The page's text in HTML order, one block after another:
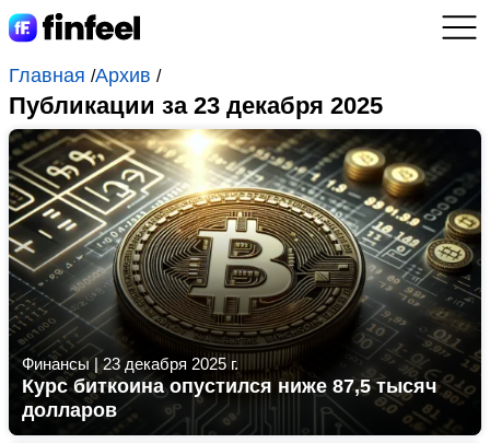
Главная /Архив /
Публикации за 23 декабря 2025
Финансы|23 декабря 2025 г.
Курс биткоина опустился ниже 87,5 тысяч
долларов